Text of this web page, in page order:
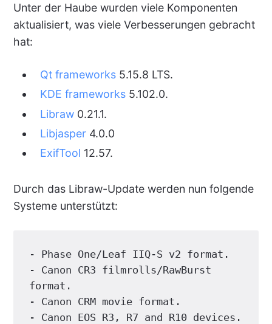
Unter der Haube wurden viele Komponenten
aktualisiert, was viele Verbesserungen gebracht
hat:
Qt frameworks5.15.8 LTS.
KDE frameworks5.102.0.
Libraw0.21.1.
Libjasper4.0.0
ExifTool 12.57.
Durch das Libraw-Update werden nun folgende
Systeme unterstützt:
- Phase One/Leaf IIQ-S v2 format.
- Canon CR3 filmrolls/RawBurst
format.
- Canon CRM movie format.
- Canon EOS R3, R7 and R10 devices.